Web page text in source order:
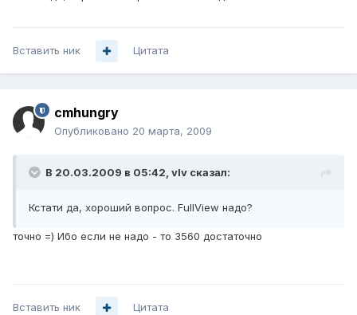
Вставить ник Цитата
cmhungry
Опубликовано 20 марта, 2009
В 20.03.2009 в 05:42, vIv сказал:
Кстати да, хороший вопрос. FullView надо?
точно =) Ибо если не надо - то 3560 достаточно
Вставить ник Цитата